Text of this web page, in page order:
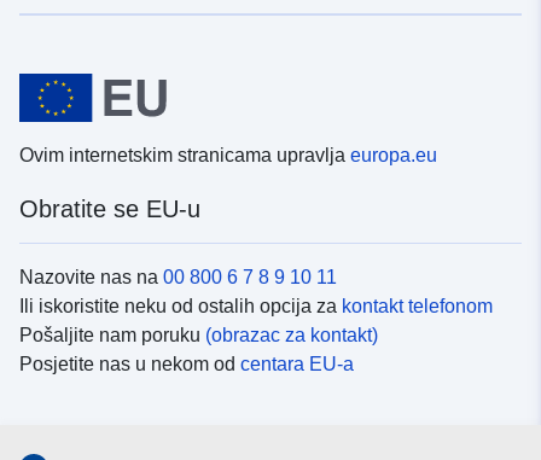
Ovim internetskim stranicama upravlja europa.eu
Obratite se EU-u
Nazovite nas na 00 800 6 7 8 9 10 11
Ili iskoristite neku od ostalih opcija za kontakt telefonom
Pošaljite nam poruku (obrazac za kontakt)
Posjetite nas u nekom od centara EU-a